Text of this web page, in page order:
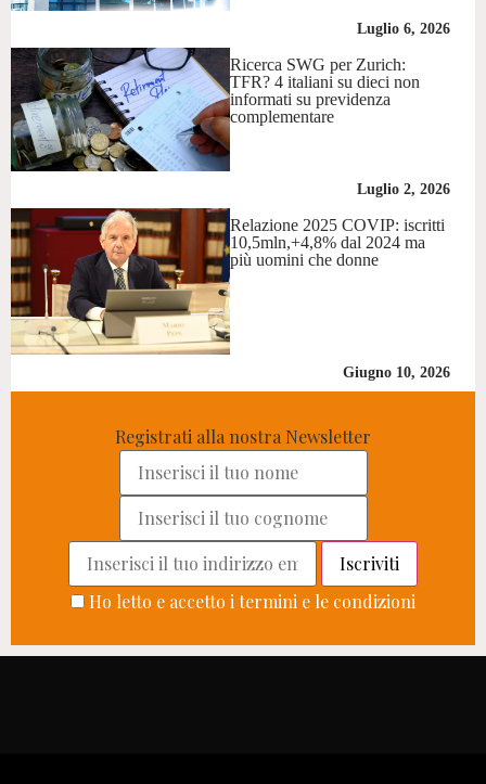
Luglio 6, 2026
Ricerca SWG per Zurich:
TFR? 4 italiani su dieci non
informati su previdenza
complementare
Luglio 2, 2026
Relazione 2025 COVIP: iscritti
10,5mln,+4,8% dal 2024 ma
più uomini che donne
Giugno 10, 2026
Registrati alla nostra Newsletter
Ho letto e accetto i termini e le condizioni